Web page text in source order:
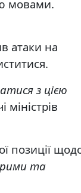
мовами.
атаки на
з цією
міністрів
позиції
та